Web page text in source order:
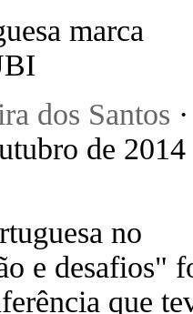
marca
dos Santos ·
de 2014
no
e desafios"
que